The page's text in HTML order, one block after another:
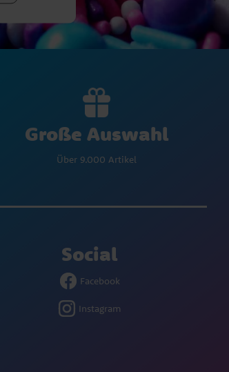
Große Auswahl
Über 9.000 Artikel
Social
Facebook
Instagram